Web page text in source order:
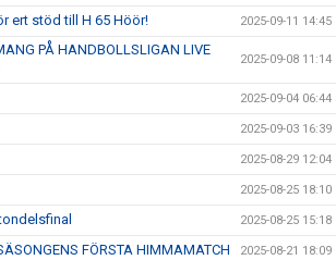
ert stöd till H 65 Höör! 2025-09-11 14:45
PÅ HANDBOLLSLIGAN LIVE
2025-09-08 11:14
2025-09-04 06:44
2025-09-03 16:39
2025-08-29 12:04
2025-08-25 18:10
2025-08-25 15:18
FÖRSTA HIMMAMATCH 2025-08-21 18:09